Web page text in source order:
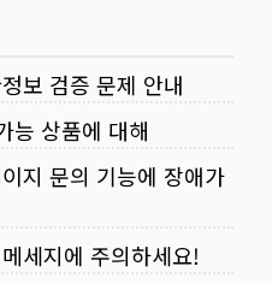
보 검증 문제 안내
능 상품에 대해
지 문의 기능에 장애가
세지에 주의하세요!